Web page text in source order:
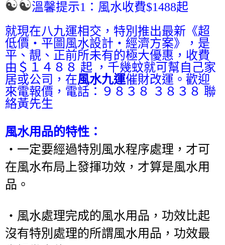
溫馨提示1：風水收費$1488起
就現在八九運相交，特別推出最新《超
低價‧平圖風水設計‧經濟方案》，是
平、靚、正前所未有的極大優惠，收費
由＄１４８８ 起 ，千幾蚊就可幫自己家
居或公司，在風水九運催財改運。歡迎
來電報價，電話：９８３８ ３８３８ 聯
絡黃先生
風水用品的特性：
‧一定要經過特別風水程序處理，才可
在風水布局上發揮功效，才算是風水用
品。
‧風水處理完成的風水用品，功效比起
沒有特別處理的所謂風水用品，功效最